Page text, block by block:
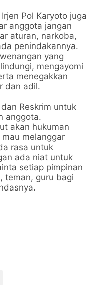
Pol Karyoto juga
anggota jangan
aturan, narkoba,
penindakannya.
yang
mengayomi
menegakkan
dan adil.
Reskrim untuk
anggota.
akan hukuman
melanggar
rasa untuk
ada niat untuk
setiap pimpinan
teman, guru bagi